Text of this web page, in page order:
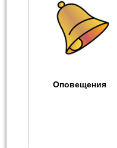
Оповещения